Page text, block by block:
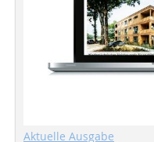
Aktuelle Ausgabe